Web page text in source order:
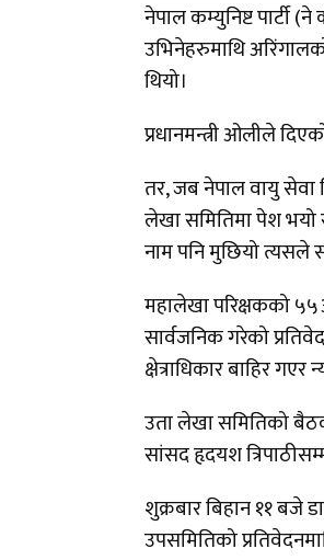
नेपाल कम्युनिष्ट पार्टी
उभिनेहरुमाथि
थियो।
प्रधानमन्त्री ओलीले
तर, जब नेपाल वायु सेवा
लेखा समितिमा पेश भयो
नाम पनि मुछियो त्यसले
महालेखा परिक्षकको
सार्वजनिक गरेको
क्षेत्राधिकार बाहिर
उता लेखा समितिको
सांसद हृदयश
शुक्रबार बिहान ११ बजे
उपसमितिको